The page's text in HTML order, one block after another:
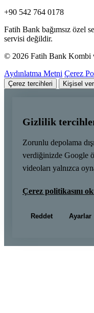
+90 542 764 0178
Fatih Bank bağımsız özel
servisi değildir.
© 2026 Fatih Bank Kombi
Aydınlatma Metni Çerez
Çerez tercihleri Kişisel
Gizlilik
Zorunlu depolama
verdiğinizde Google
videoları yalnızca
Çerez politikasını
Reddet Ayarlar